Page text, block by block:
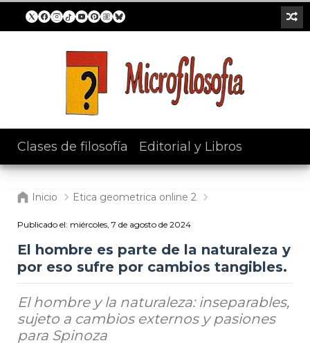
Clases de filosofía Editorial y Libros
Inicio Etica geometrica online 2
Publicado el: miércoles, 7 de agosto de 2024
El hombre es parte de la naturaleza y
por eso sufre por cambios tangibles.
El hombre y la naturaleza: inseparables,
sujeto a cambios externos y pasiones
para Spinoza